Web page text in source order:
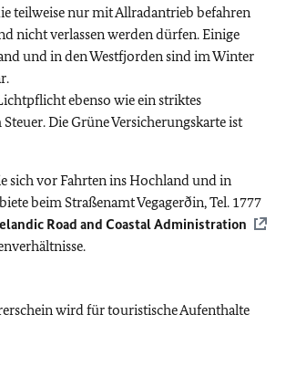
teilweise nur mit Allradantrieb befahren
nicht verlassen werden dürfen. Einige
und in den Westfjorden sind im Winter
ebenso wie ein striktes
Die Grüne Versicherungskarte ist
sich vor Fahrten ins Hochland und in
beim Straßenamt Vegagerðin, Tel. 1777
Road and Coastal Administration
wird für touristische Aufenthalte